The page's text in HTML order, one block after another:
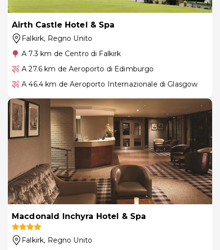
Airth Castle Hotel & Spa
Falkirk, Regno Unito
A 7.3 km de Centro di Falkirk
A 27.6 km de Aeroporto di Edimburgo
A 46.4 km de Aeroporto Internazionale di Glasgow
Macdonald Inchyra Hotel & Spa
Falkirk, Regno Unito